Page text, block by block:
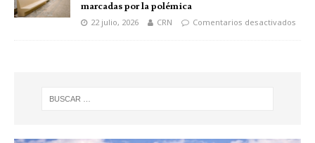
marcadas por la polémica
22 julio, 2026 CRN Comentarios desactivados